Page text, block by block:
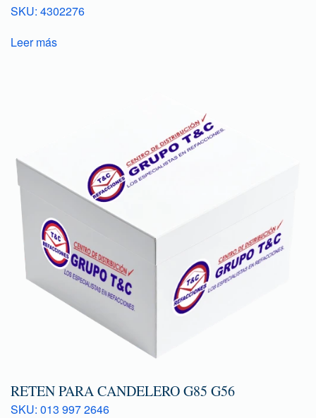
SKU: 4302276
Leer más
RETEN PARA CANDELERO G85 G56
SKU: 013 997 2646